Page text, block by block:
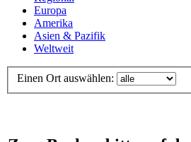
Europa
Amerika
Asien & Pazifik
Weltweit
Einen Ort auswählen: